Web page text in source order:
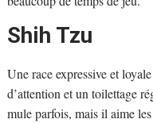
Shih Tzu
Une race expressive et
d’attention et un toilettage
mule parfois, mais il aime